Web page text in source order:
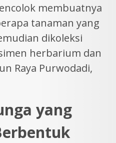
membuatnya
tanaman yang
dikoleksi
herbarium dan
Raya Purwodadi,
yang